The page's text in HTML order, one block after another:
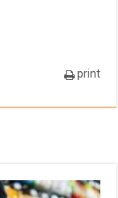
print